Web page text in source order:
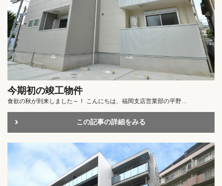
今期初の竣工物件
食欲の秋が到来しました～！ こんにちは、福岡支店営業部の平野…
この記事の詳細をみる